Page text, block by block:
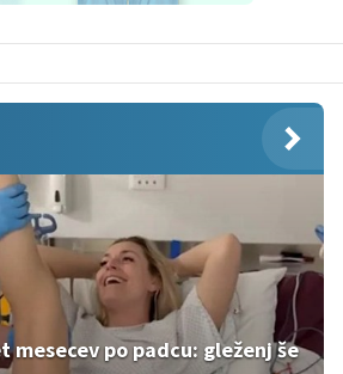
mesecev po padcu: gleženj še